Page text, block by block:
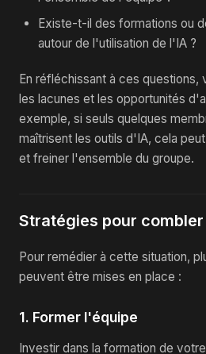
Existe-t-il des formations ou
autour de l'utilisation de l'IA ?
En réfléchissant à ces questions,
les lacunes et les opportunités
exemple, si seuls quelques
maîtrisent les outils d'IA, cela
et freiner l'ensemble du groupe.
Stratégies pour
Pour remédier à cette situation,
peuvent être mises en place :
1. Former l'équipe
Investir dans la formation de